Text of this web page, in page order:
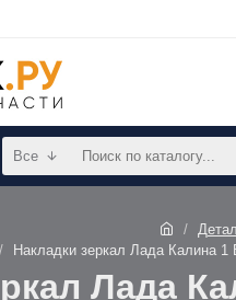
Все
Накладки зеркал Лада Калина 1
Лада